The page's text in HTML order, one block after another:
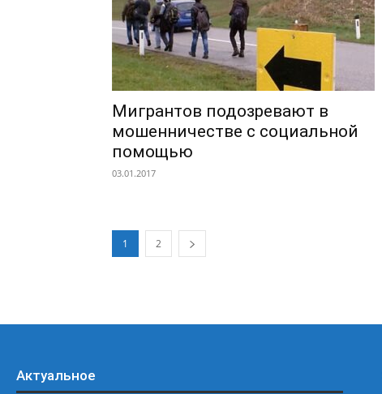
Мигрантов подозревают в
мошенничестве с социальной
помощью
03.01.2017
1 2
Актуальное